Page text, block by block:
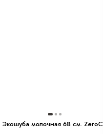
Экошуба молочная 68 см. ZeroC